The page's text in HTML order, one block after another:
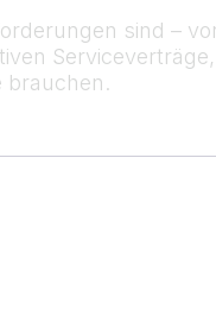
sind –
brauchen.